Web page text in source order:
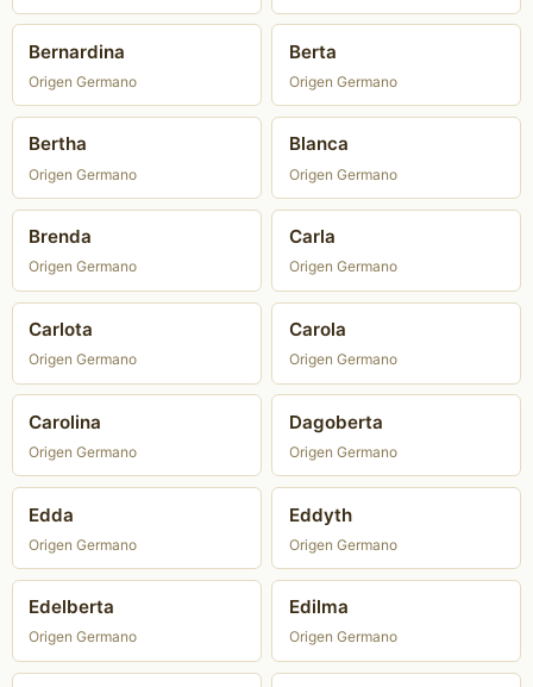
Bernardina
Origen Germano
Berta
Origen Germano
Bertha
Origen Germano
Blanca
Origen Germano
Brenda
Origen Germano
Carla
Origen Germano
Carlota
Origen Germano
Carola
Origen Germano
Carolina
Origen Germano
Dagoberta
Origen Germano
Edda
Origen Germano
Eddyth
Origen Germano
Edelberta
Origen Germano
Edilma
Origen Germano